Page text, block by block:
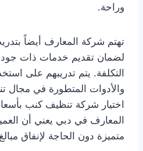
وراحة.
تهتم شركة المعارف أيضاً
لضمان تقديم خدمات ذات
التكلفة. يتم تدريبهم على
والأدوات المتطورة في مجال
اختيار شركة تنظيف كنب
المعارف في دبي يعني أن
متميزة دون الحاجة لإنفاق